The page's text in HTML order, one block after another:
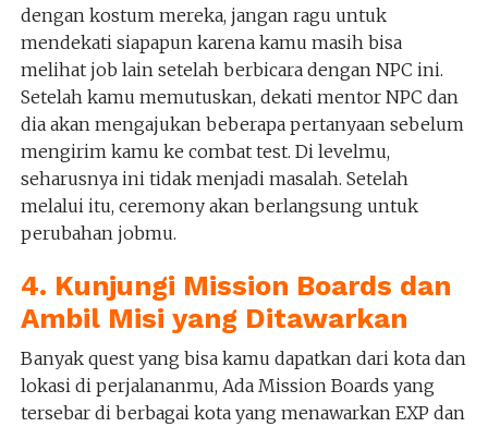
dengan kostum mereka, jangan ragu untuk
mendekati siapapun karena kamu masih bisa
melihat job lain setelah berbicara dengan NPC ini.
Setelah kamu memutuskan, dekati mentor NPC dan
dia akan mengajukan beberapa pertanyaan sebelum
mengirim kamu ke combat test. Di levelmu,
seharusnya ini tidak menjadi masalah. Setelah
melalui itu, ceremony akan berlangsung untuk
perubahan jobmu.
4. Kunjungi Mission Boards dan
Ambil Misi yang Ditawarkan
Banyak quest yang bisa kamu dapatkan dari kota dan
lokasi di perjalananmu, Ada Mission Boards yang
tersebar di berbagai kota yang menawarkan EXP dan